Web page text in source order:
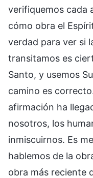
verifiquemos cada
cómo obra el
verdad para ver si
transitamos es
Santo, y usemos
camino es
afirmación ha
nosotros, los
inmiscuirnos. Es
hablemos de la
obra más reciente